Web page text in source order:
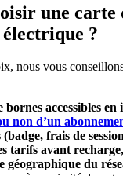
une carte
?
nous vous
accessibles en
non d’un
frais de
tarifs avant recharge,
géographique du